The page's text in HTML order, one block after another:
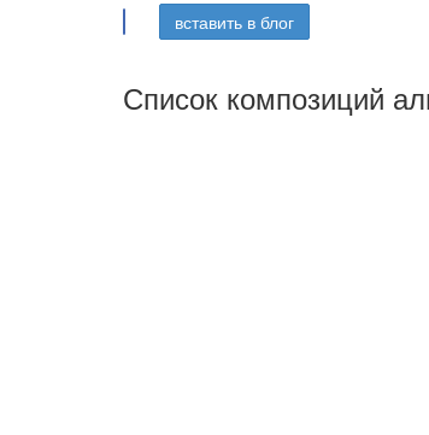
вставить в блог
Список композиций